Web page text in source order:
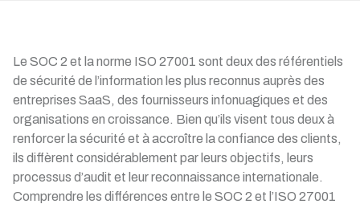
Le SOC 2 et la norme ISO 27001 sont deux des référentiels
de sécurité de l’information les plus reconnus auprès des
entreprises SaaS, des fournisseurs infonuagiques et des
organisations en croissance. Bien qu’ils visent tous deux à
renforcer la sécurité et à accroître la confiance des clients,
ils diffèrent considérablement par leurs objectifs, leurs
processus d’audit et leur reconnaissance internationale.
Comprendre les différences entre le SOC 2 et l’ISO 27001